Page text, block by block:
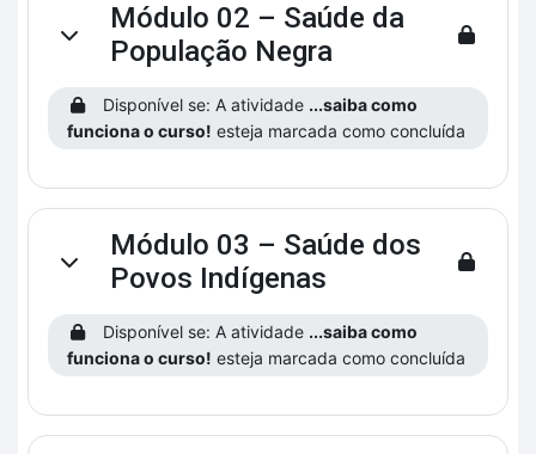
Contrair
Módulo 02 – Saúde da
População Negra
Disponível se: A atividade ...saiba como
funciona o curso! esteja marcada como concluída
Contrair
Módulo 03 – Saúde dos
Povos Indígenas
Disponível se: A atividade ...saiba como
funciona o curso! esteja marcada como concluída